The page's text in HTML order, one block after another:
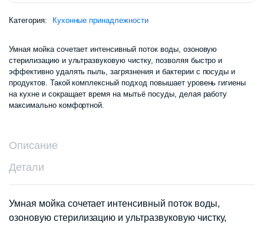
Категория: Кухонные принадлежности
Умная мойка сочетает интенсивный поток воды, озоновую
стерилизацию и ультразвуковую чистку, позволяя быстро и
эффективно удалять пыль, загрязнения и бактерии с посуды и
продуктов. Такой комплексный подход повышает уровень гигиены
на кухне и сокращает время на мытьё посуды, делая работу
максимально комфортной.
Описание
Детали
Умная мойка сочетает интенсивный поток воды,
озоновую стерилизацию и ультразвуковую чистку,